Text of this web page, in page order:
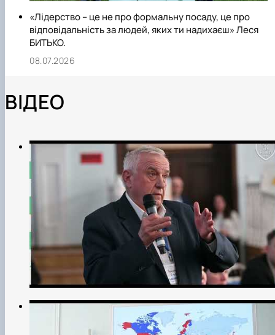
«Лідерство – це не про формальну посаду, це про
відповідальність за людей, яких ти надихаєш» Леся
БИТЬКО.
08.07.2026
ВІДЕО